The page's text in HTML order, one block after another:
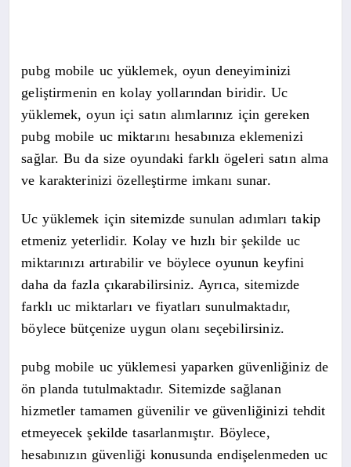
TEKNOLOJI
pubg mobile uc yüklemek, oyun deneyiminizi
geliştirmenin en kolay yollarından biridir. Uc
yüklemek, oyun içi satın alımlarınız için gereken
pubg mobile uc miktarını hesabınıza eklemenizi
sağlar. Bu da size oyundaki farklı ögeleri satın alma
ve karakterinizi özelleştirme imkanı sunar.
Uc yüklemek için sitemizde sunulan adımları takip
etmeniz yeterlidir. Kolay ve hızlı bir şekilde uc
miktarınızı artırabilir ve böylece oyunun keyfini
daha da fazla çıkarabilirsiniz. Ayrıca, sitemizde
farklı uc miktarları ve fiyatları sunulmaktadır,
böylece bütçenize uygun olanı seçebilirsiniz.
pubg mobile uc yüklemesi yaparken güvenliğiniz de
ön planda tutulmaktadır. Sitemizde sağlanan
hizmetler tamamen güvenilir ve güvenliğinizi tehdit
etmeyecek şekilde tasarlanmıştır. Böylece,
hesabınızın güvenliği konusunda endişelenmeden uc